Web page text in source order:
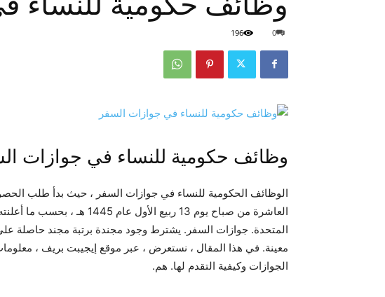
0
196
وظائف حكومية للنساء في جوازات
الوظائف الحكومية للنساء في جوازات السفر ، حيث بدأ طلب
العاشرة من صباح يوم 13 ربيع
المتحدة. جوازات السفر. يشترط وجود مجندة برتبة مجند حاصلة
معينة. في هذا المقال ، نستعرض ، عبر موقع إيجيبت بريف ،
الجوازات وكيفية التقدم لها. هم.